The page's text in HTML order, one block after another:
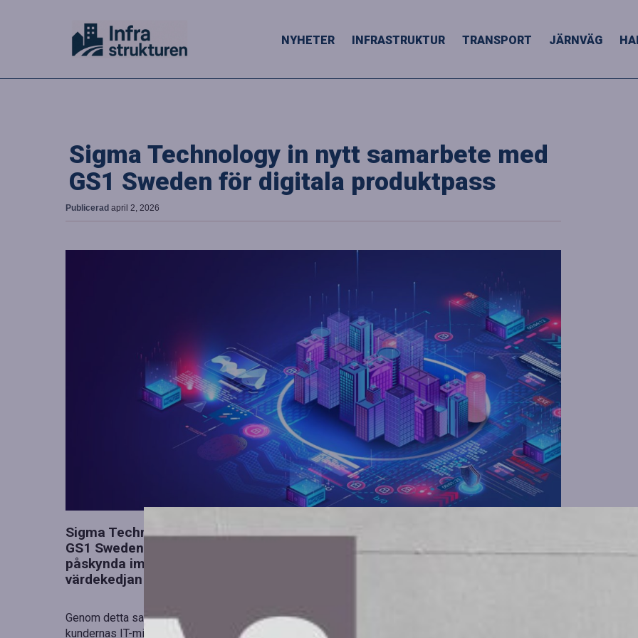
NYHETER INFRASTRUKTUR TRANSPORT JÄRNVÄG
Sigma Technology in nytt samarbete med
GS1 Sweden för digitala produktpass
Publicerad april 2, 2026
Sigma Technology Solutions Group har blivit den första aktören att gå med i
GS1 Swedens nya partnerskapsprogram. Målet med detta program är att
påskynda implementeringen av GS1-standarder, vilket ger företag i hela
värdekedjan konkreta affärsfördelar.
Genom detta samarbete kan Sigma Technology bättre införa standardbaserade lösningar direkt i
kundernas IT-miljöer, med fokus på digitala produktpass och strukturerad produktinformation.